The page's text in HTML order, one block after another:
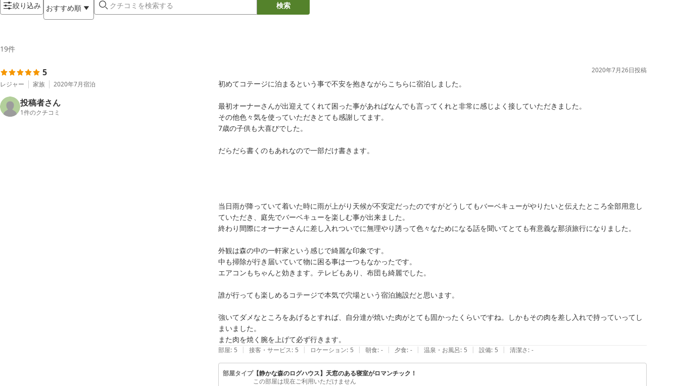
絞り込み おすすめ順 検索
19件
5
レジャー 家族 2020年7月宿泊
投稿者さん
1件のクチコミ
2020年7月26日投稿
初めてコテージに泊まるという事で不安を抱きながらこちらに宿泊しました。
最初オーナーさんが出迎えてくれて困った事があればなんでも言ってくれと非常に感じよく接していただきました。
その他色々気を使っていただきとても感謝してます。
7歳の子供も大喜びでした。
だらだら書くのもあれなので一部だけ書きます。
当日雨が降っていて着いた時に雨が上がり天候が不安定だったのですがどうしてもバーベキューがやりたいと伝えたところ全部用意し
ていただき、庭先でバーベキューを楽しむ事が出来ました。
終わり間際にオーナーさんに差し入れついでに無理やり誘って色々なためになる話を聞いてとても有意義な那須旅行になりました。
外観は森の中の一軒家という感じで綺麗な印象です。
中も掃除が行き届いていて物に困る事は一つもなかったです。
エアコンもちゃんと効きます。テレビもあり、布団も綺麗でした。
誰が行っても楽しめるコテージで本気で穴場という宿泊施設だと思います。
強いてダメなところをあげるとすれば、自分達が焼いた肉がとても固かったくらいですね。しかもその肉を差し入れで持っていってし
まいました。
また肉を焼く腕を上げて必ず行きます。
部屋: 5 | 接客・サービス: 5 | ロケーション: 5 | 朝食: - | 夕食: - | 温泉・お風呂: 5 | 設備: 5 | 清潔さ: -
部屋タイプ【静かな森のログハウス】天窓のある寝室がロマンチック！
この部屋は現在ご利用いただけません